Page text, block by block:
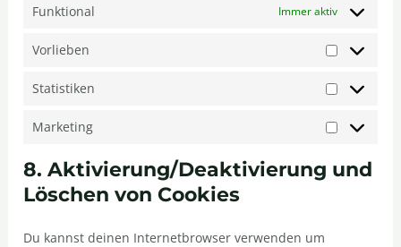
Funktional Immer aktiv
Vorlieben
Statistiken
Marketing
8. Aktivierung/Deaktivierung und
Löschen von Cookies
Du kannst deinen Internetbrowser verwenden um